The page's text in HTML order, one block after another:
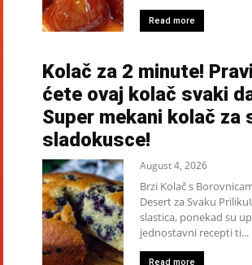
Read more
Kolač za 2 minute!
ćete ovaj kolač svaki
Super mekani kolač za
sladokusce!
August 4, 2026
Brzi Kolač s
Desert za Svaku
slastica, ponekad su
jednostavni recepti ti...
Read more